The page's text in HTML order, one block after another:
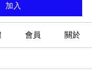
加入
會員 關於